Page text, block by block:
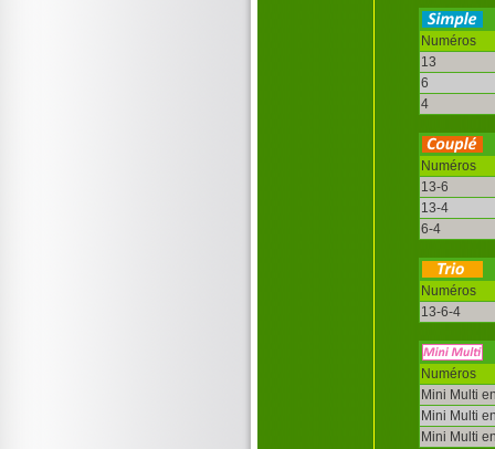
Numéros
13
6
4
Numéros
13-6
13-4
6-4
Numéros
13-6-4
Numéros
Mini Multi
Mini Multi
Mini Multi